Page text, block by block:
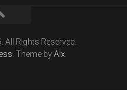
Rights Reserved.
. Theme byAlx